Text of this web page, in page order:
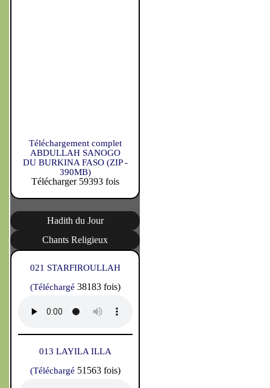
Téléchargement complet
ABDULLAH SANOGO
DU BURKINA FASO (ZIP -
390MB)
Télécharger 59393 fois
Hadith du Jour
Chants Religieux
021 STARFIROULLAH
(Téléchargé 38183 fois)
013 LAYILA ILLA
(Téléchargé 51563 fois)